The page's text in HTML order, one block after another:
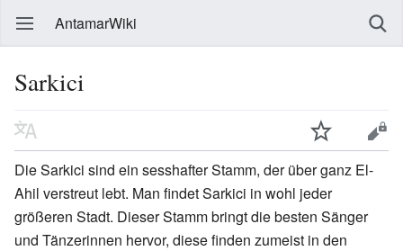
AntamarWiki
Sarkici
Die Sarkici sind ein sesshafter Stamm, der über ganz El-
Ahil verstreut lebt. Man findet Sarkici in wohl jeder
größeren Stadt. Dieser Stamm bringt die besten Sänger
und Tänzerinnen hervor, diese finden zumeist in den